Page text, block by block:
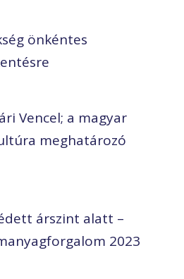
önkéntes
Vencel; a magyar
meghatározó
árszint alatt –
2023